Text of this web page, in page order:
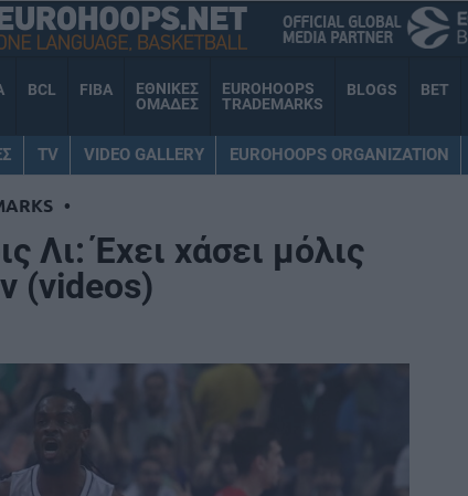
BCL FIBA
ΕΘΝΙΚΕΣ
ΟΜΑΔΕΣ
EUROHOOPS
TRADEMARKS
BLOGS BET
TV VIDEO GALLERY EUROHOOPS ORGANIZATION
•
Λι: Έχει χάσει μόλις
(videos)